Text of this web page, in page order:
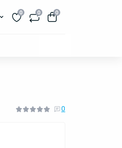
0 0 0
0